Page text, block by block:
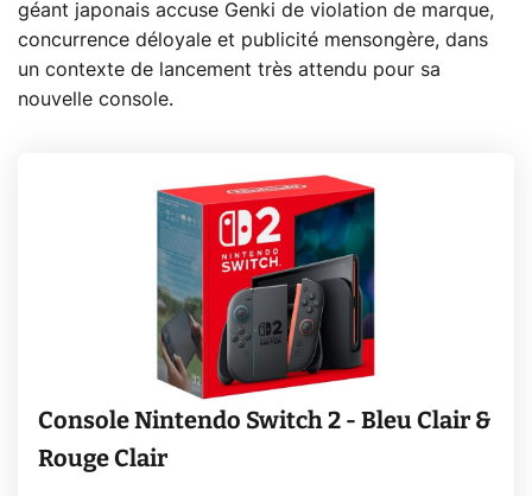
géant japonais accuse Genki de violation de marque,
concurrence déloyale et publicité mensongère, dans
un contexte de lancement très attendu pour sa
nouvelle console.
Console Nintendo Switch 2 - Bleu Clair &
Rouge Clair